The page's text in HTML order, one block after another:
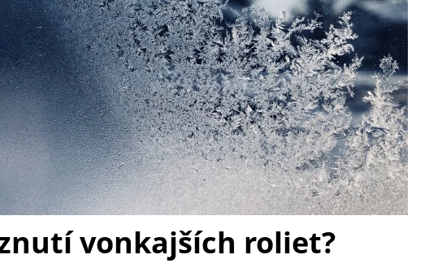
vonkajších roliet?